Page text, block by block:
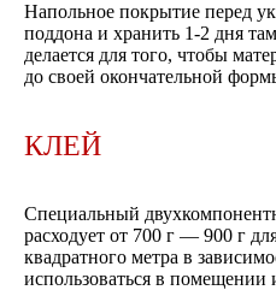
Напольное покрытие перед
поддона и хранить 1-2 дня
делается для того, чтобы
до своей окончательной
КЛЕЙ
Специальный
расходует от 700 г — 900 г
квадратного метра в
использоваться в помещении